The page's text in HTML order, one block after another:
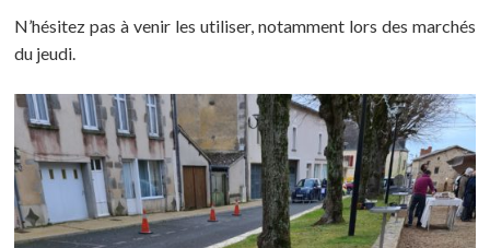
N’hésitez pas à venir les utiliser, notamment lors des marchés
du jeudi.